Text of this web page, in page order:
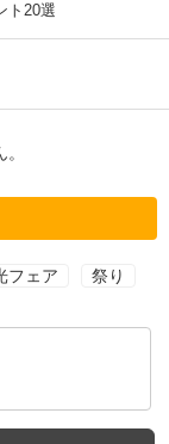
ト20選
フェア 祭り